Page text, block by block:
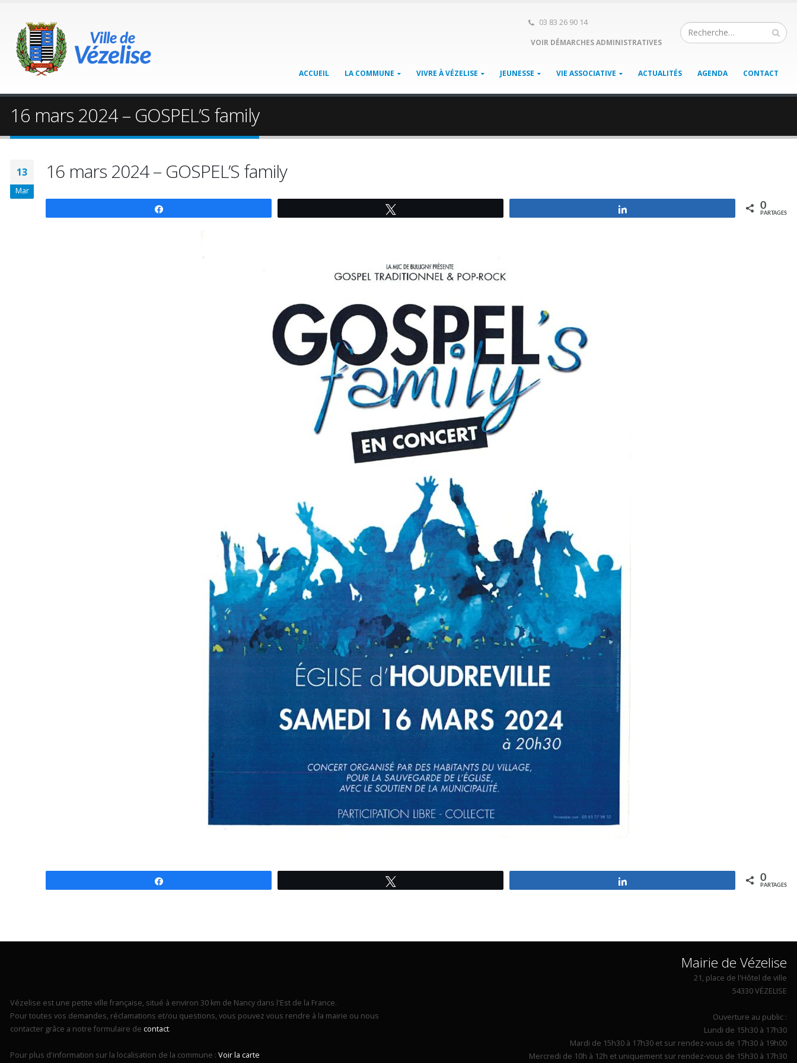
03 83 26 90 14
VOIR DÉMARCHES ADMINISTRATIVES
ACCUEIL LA COMMUNE VIVRE À VÉZELISE JEUNESSE VIE ASSOCIATIVE ACTUALITÉS AGENDA CONTACT
16 mars 2024 – GOSPEL’S family
13
Mar
16 mars 2024 – GOSPEL’S family
0
PARTAGES
0
PARTAGES
Vézelise est une petite ville française, situé à environ 30 km de Nancy dans l'Est de la France.
Pour toutes vos demandes, réclamations et/ou questions, vous pouvez vous rendre à la mairie ou nous
contacter grâce a notre formulaire de contact.
Pour plus d'information sur la localisation de la commune : Voir la carte
Mairie de Vézelise
21, place de l'Hôtel de ville
54330 VÉZELISE
Ouverture au public :
Lundi de 15h30 à 17h30
Mardi de 15h30 à 17h30 et sur rendez-vous de 17h30 à 19h00
Mercredi de 10h à 12h et uniquement sur rendez-vous de 15h30 à 17h30